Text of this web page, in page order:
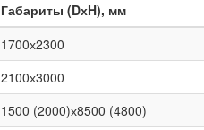
Габариты (DхH), мм
1700х2300
2100х3000
1500 (2000)х8500 (4800)